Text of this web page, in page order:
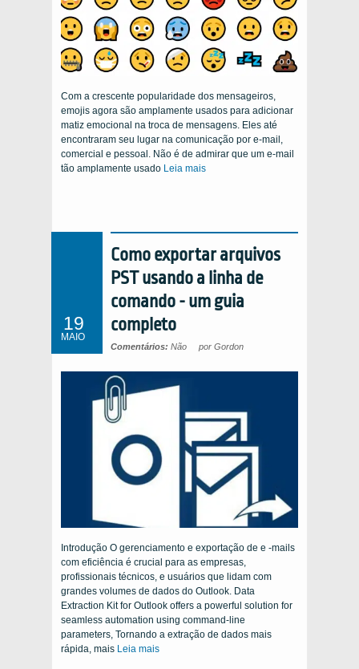
Com a crescente popularidade dos mensageiros,
emojis agora são amplamente usados ​​para adicionar
matiz emocional na troca de mensagens. Eles até
encontraram seu lugar na comunicação por e-mail,
comercial e pessoal. Não é de admirar que um e-mail
tão amplamente usado Leia mais
19
MAIO
Como exportar arquivos
PST usando a linha de
comando - um guia
completo
Comentários: Não por Gordon
Introdução O gerenciamento e exportação de e -mails
com eficiência é crucial para as empresas,
profissionais técnicos, e usuários que lidam com
grandes volumes de dados do Outlook. Data
Extraction Kit for Outlook offers a powerful solution for
seamless automation using command-line
parameters, Tornando a extração de dados mais
rápida, mais Leia mais